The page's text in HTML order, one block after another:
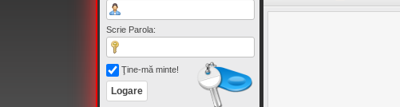
Scrie Parola:
Ţine-mă minte!